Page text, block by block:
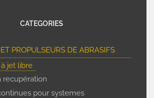
CATEGORIES
PROPULSEURS DE ABRASIFS
jet libre
recupération
pour systemes